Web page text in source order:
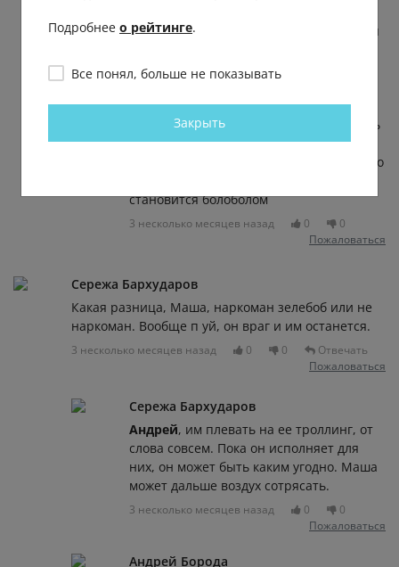
за ресурсами? изарабаткам или из зоны
перепрошиты и не смешивались с
южанам и тд а инквизиция то не от нас
—ну и тем кто не готов уезжать и косить
под евреев и американцев и
поддаваться алко культуре геноцида - но
становится болоболом
3 несколько месяцев назад 0
0
Пожаловаться
Сережа Бархударов
Какая разница, Маша, наркоман зелебоб или не
наркоман. Вообще п уй, он враг и им останется.
3 несколько месяцев назад 0 0
Отвечать
Пожаловаться
Сережа Бархударов
Андрей, им плевать на ее троллинг, от
слова совсем. Пока он исполняет для
них, он может быть каким угодно. Маша
может дальше воздух сотрясать.
3 несколько месяцев назад 0
0
Пожаловаться
Андрей Борода
Подробнее о рейтинге.
Все понял, больше не показывать
Закрыть